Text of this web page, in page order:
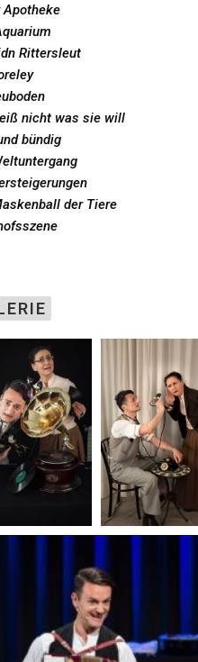
Apotheke
Rittersleut
nicht was sie will
bündig
der Tiere